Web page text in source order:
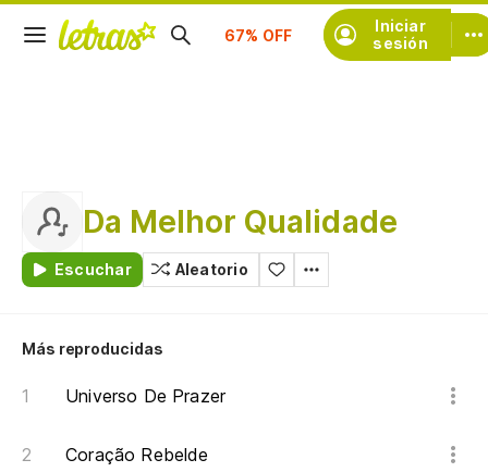
Iniciar
sesión
Suscríbete
Da Melhor Qualidade
Escuchar Aleatorio
Más reproducidas
Universo De Prazer
Coração Rebelde